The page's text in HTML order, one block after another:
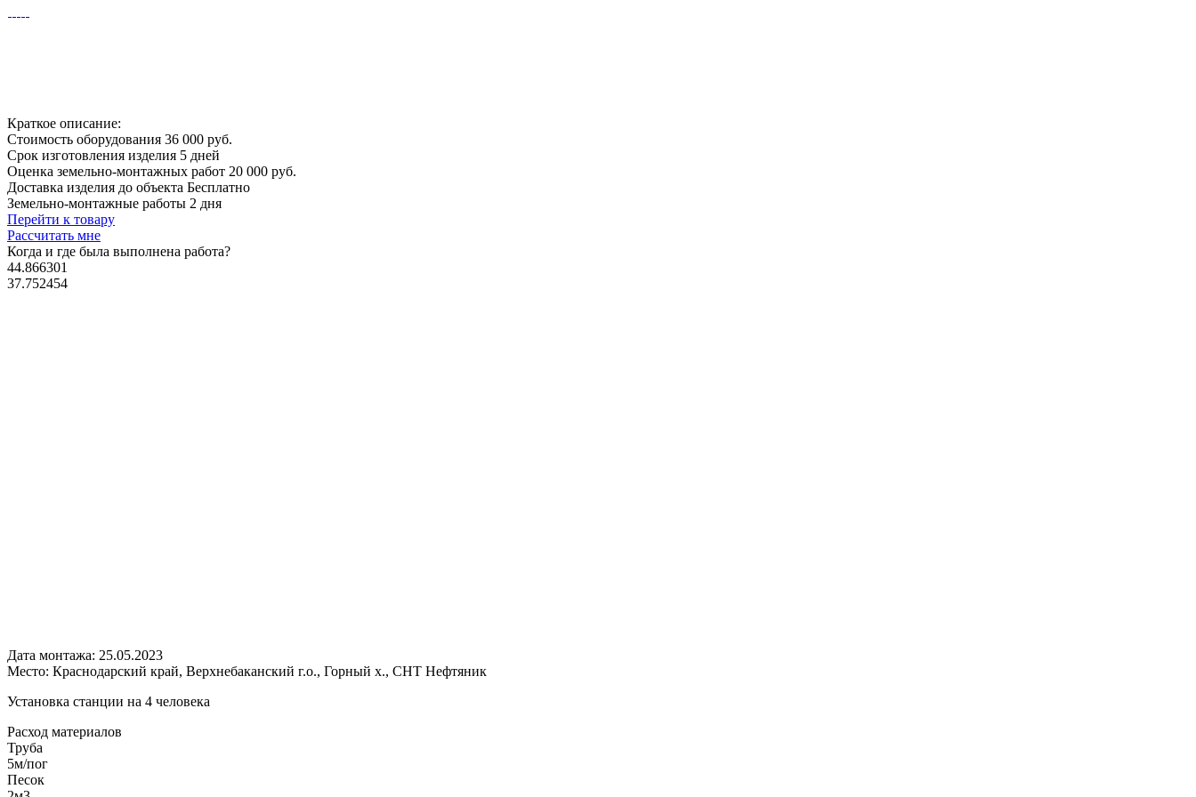
Краткое описание:
Стоимость оборудования 36 000 руб.
Срок изготовления изделия 5 дней
Оценка земельно-монтажных работ 20 000 руб.
Доставка изделия до объекта Бесплатно
Земельно-монтажные работы 2 дня
Перейти к товару
Рассчитать мне
Когда и где была выполнена работа?
44.866301
37.752454
Дата монтажа: 25.05.2023
Место: Краснодарский край, Верхнебаканский г.о., Горный х., СНТ Нефтяник
Установка станции на 4 человека
Расход материалов
Труба
5м/пог
Песок